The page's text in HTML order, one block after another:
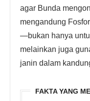
agar Bunda
mengandung
—bukan hanya
melainkan juga
janin dalam
FAKTA YANG